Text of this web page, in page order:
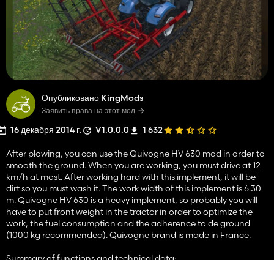
Опубликовано KingMods
Заявить права на этот мод
16 декабря 2014 г. V1.0.0.0 1 632
After plowing, you can use the Quivogne HV 630 mod in order to
smooth the ground. When you are working, you must drive at 12
km/h at most. After working hard with this implement, it will be
dirt so you must wash it. The work width of this implement is 6.30
m. Quivogne HV 630 is a heavy implement, so probably you will
have to put front weight in the tractor in order to optimize the
work, the fuel consumption and the adherence to de ground
(1000 kg recommended). Quivogne brand is made in France.